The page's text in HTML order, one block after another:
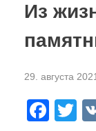
Информация
Деятельность
Проект
История
DEUTSCH
ENGLISH
Из
29. августа 2021
F
T